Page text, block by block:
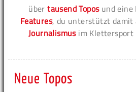
übertausend Toposund eine
Features, du unterstützt damit
Journalismusim Klettersport
Neue Topos